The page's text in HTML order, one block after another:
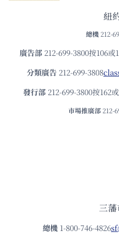
紐
總機 212-
廣告部212-699-3800按106或
分類廣告 212-699-3808
發⾏部 212-699-3800按162
市場推廣部 212-
三
總機 1-800-746-4826